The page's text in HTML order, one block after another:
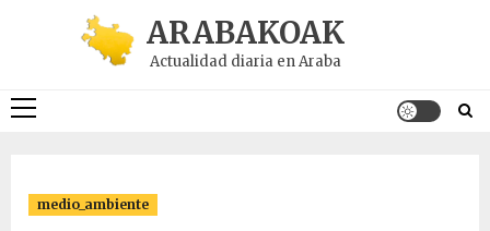
ARABAKOAK
Actualidad diaria en Araba
Menú
medio_ambiente